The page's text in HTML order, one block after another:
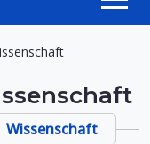
Wissenschaft